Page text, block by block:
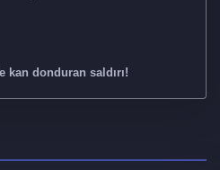
kan donduran saldırı!
17 gözaltı